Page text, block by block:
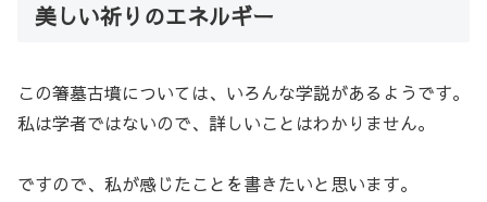
美しい祈りのエネルギー
この箸墓古墳については、いろんな学説があるようです。
私は学者ではないので、詳しいことはわかりません。
ですので、私が感じたことを書きたいと思います。